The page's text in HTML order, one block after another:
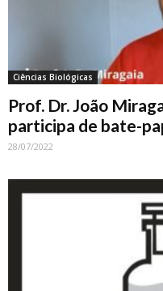
Ciências Biológicas
Prof. Dr. João
participa de bate-
28/07/2022